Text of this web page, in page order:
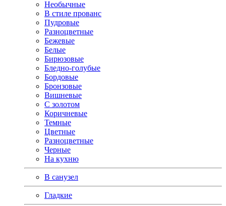
Необычные
В стиле прованс
Пудровые
Разноцветные
Бежевые
Белые
Бирюзовые
Бледно-голубые
Бордовые
Бронзовые
Вишневые
С золотом
Коричневые
Темные
Цветные
Разноцветные
Черные
На кухню
В санузел
Гладкие